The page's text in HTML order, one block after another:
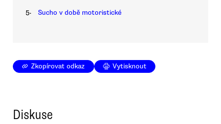
5. Sucho v době motoristické
Zkopírovat odkaz Vytisknout
Diskuse